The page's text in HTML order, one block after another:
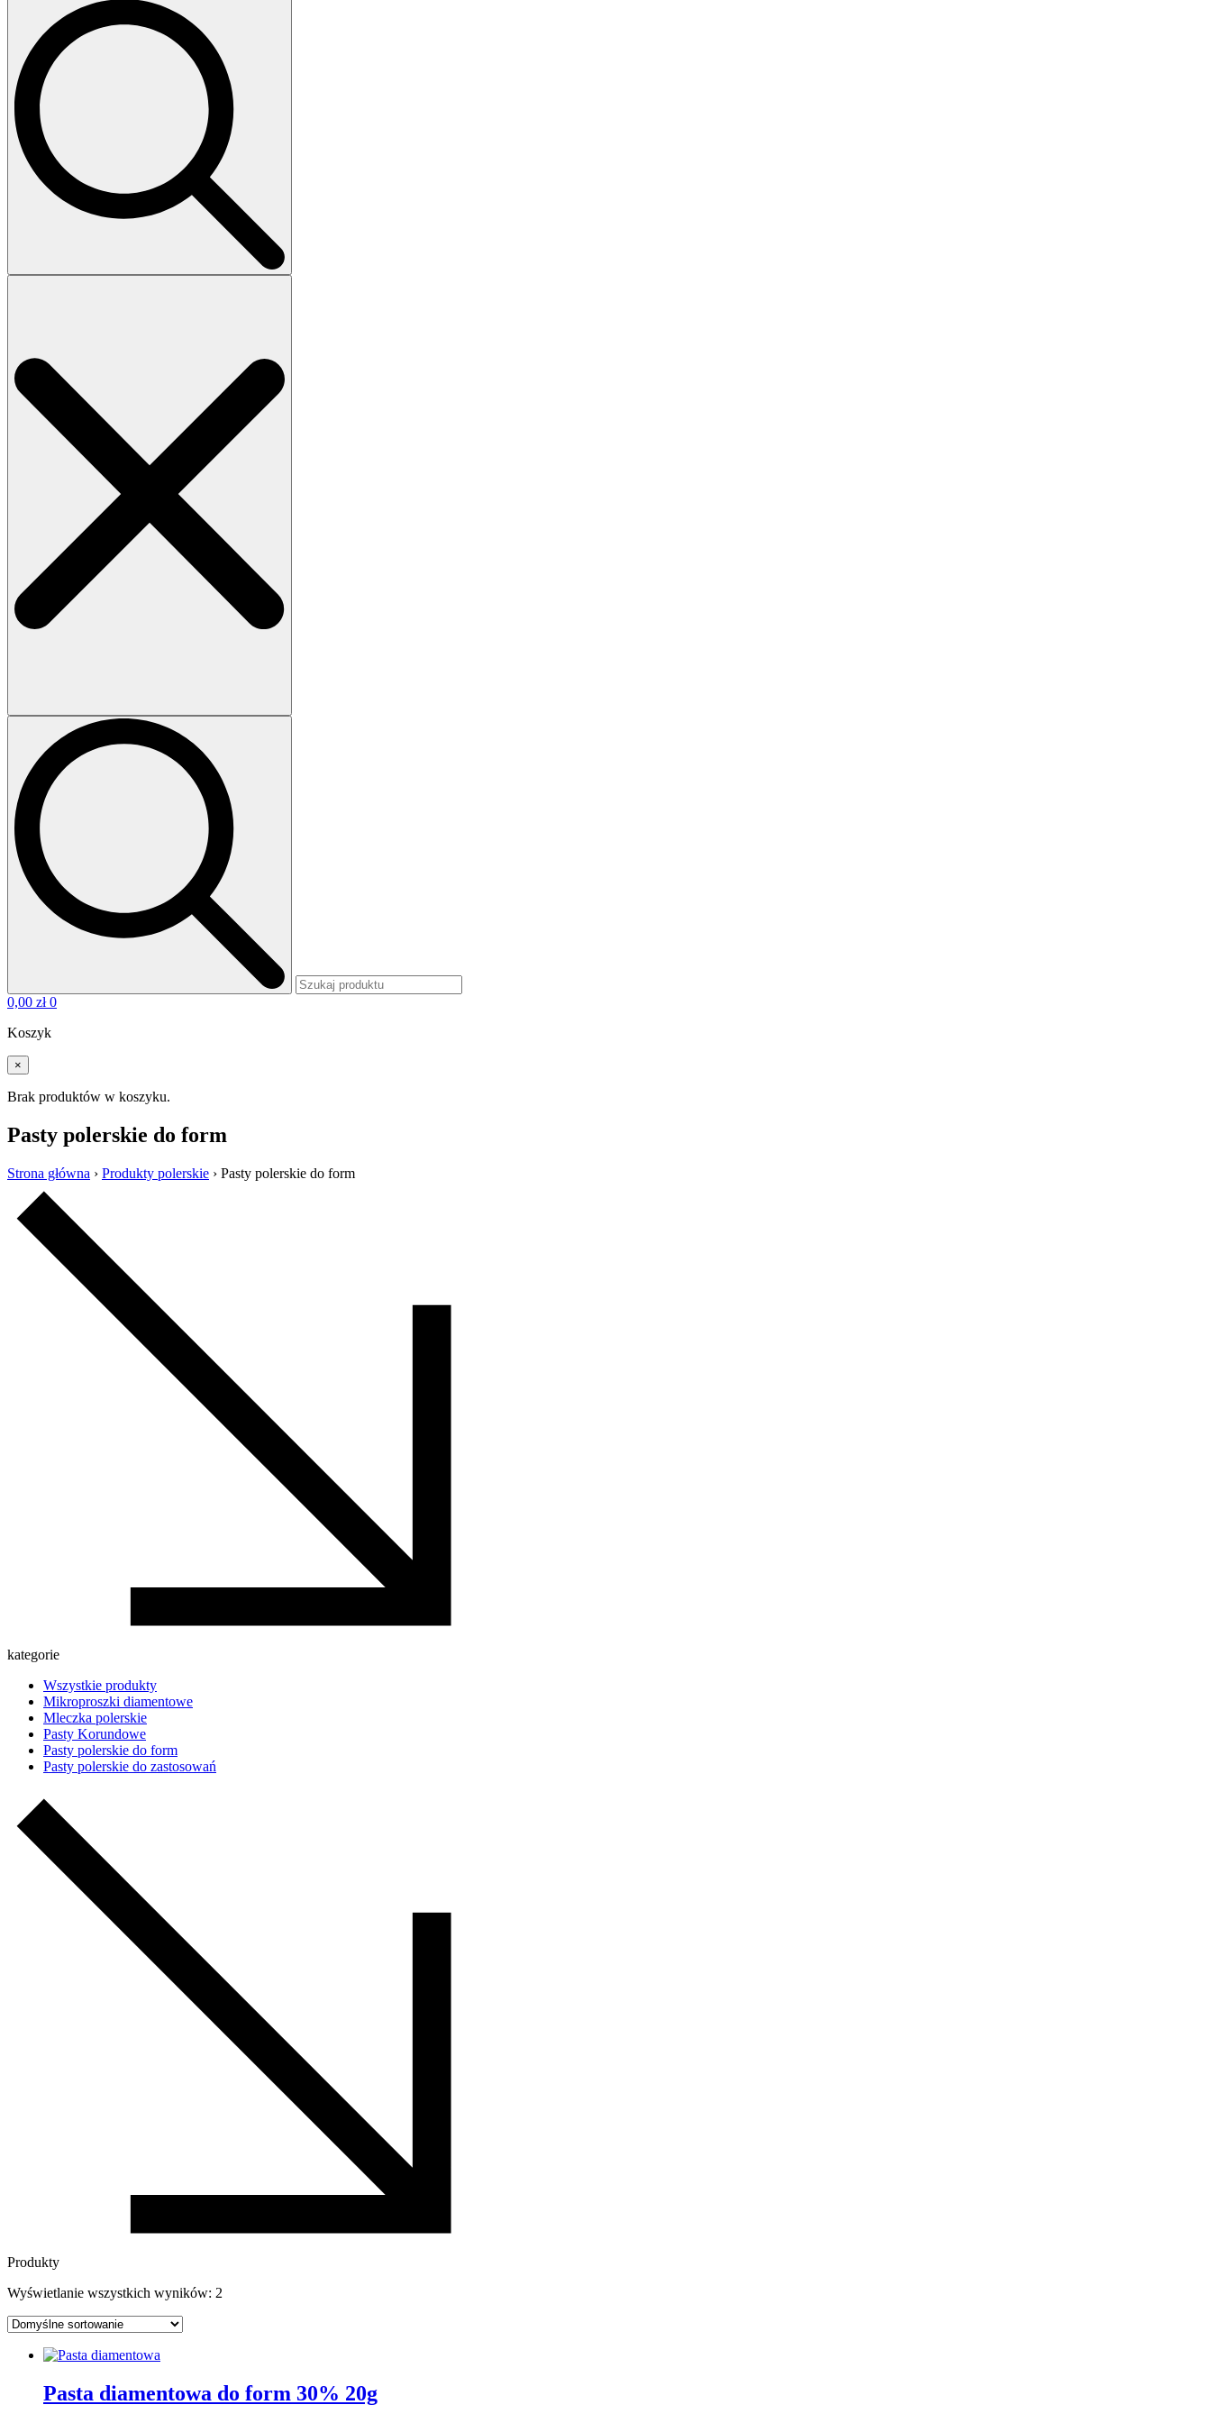
Search
0,00 zł 0
Koszyk
×
Brak produktów w koszyku.
Pasty polerskie do form
Strona główna › Produkty polerskie › Pasty polerskie do form
kategorie
Wszystkie produkty
Mikroproszki diamentowe
Mleczka polerskie
Pasty Korundowe
Pasty polerskie do form
Pasty polerskie do zastosowań
Produkty
Wyświetlanie wszystkich wyników: 2
Pasta diamentowa do form 30% 20g